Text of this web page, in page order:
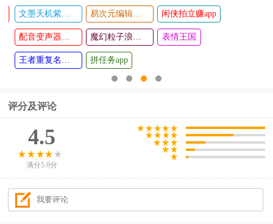
语音导出
工具软件
查看
一木一宅
全屋定制
查看
文墨天机紫薇斗数app 易次元编辑器手机版 闲侠拍立赚app
配音变声器手机版 魔幻粒子浪漫表白 表情王国
王者重复名生成器 拼任务app
评分及评论
4.5
满分5.0分